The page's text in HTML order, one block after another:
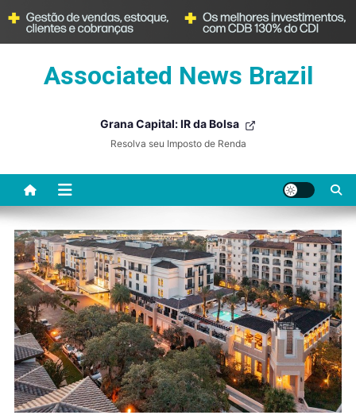
Associated News Brazil
Grana Capital: IR da Bolsa
Resolva seu Imposto de Renda